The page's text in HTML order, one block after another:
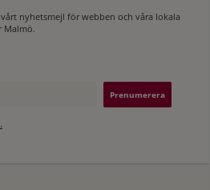
nyhetsmejl för webben och våra lokala
Malmö.
på: